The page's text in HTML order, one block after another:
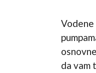
Vodene
da vam